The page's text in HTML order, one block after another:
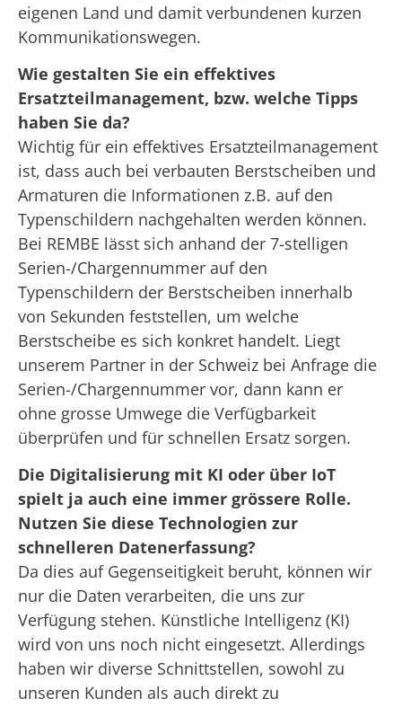
eigenen Land und damit verbundenen kurzen
Kommunikationswegen.
Wie gestalten Sie ein effektives
Ersatzteilmanagement, bzw. welche Tipps
haben Sie da?
Wichtig für ein effektives Ersatzteilmanagement
ist, dass auch bei verbauten Berstscheiben und
Armaturen die Informationen z.B. auf den
Typenschildern nachgehalten werden können.
Bei REMBE lässt sich anhand der 7-stelligen
Serien-/Chargennummer auf den
Typenschildern der Berstscheiben innerhalb
von Sekunden feststellen, um welche
Berstscheibe es sich konkret handelt. Liegt
unserem Partner in der Schweiz bei Anfrage die
Serien-/Chargennummer vor, dann kann er
ohne grosse Umwege die Verfügbarkeit
überprüfen und für schnellen Ersatz sorgen.
Die Digitalisierung mit KI oder über IoT
spielt ja auch eine immer grössere Rolle.
Nutzen Sie diese Technologien zur
schnelleren Datenerfassung?
Da dies auf Gegenseitigkeit beruht, können wir
nur die Daten verarbeiten, die uns zur
Verfügung stehen. Künstliche Intelligenz (KI)
wird von uns noch nicht eingesetzt. Allerdings
haben wir diverse Schnittstellen, sowohl zu
unseren Kunden als auch direkt zu